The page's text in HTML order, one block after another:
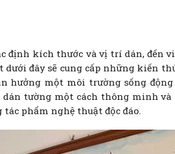
định kích thước và vị trí dán, đến
dưới đây sẽ cung cấp những kiến
hưởng một môi trường sống động
tường một cách thông minh và
phẩm nghệ thuật độc đáo.